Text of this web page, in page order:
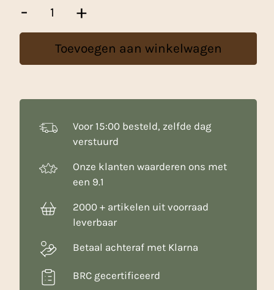
-
Kirsch
1
aantal
+
Toevoegen aan winkelwagen
Voor 15:00 besteld, zelfde dag
verstuurd
Onze klanten waarderen ons met
een 9.1
2000 + artikelen uit voorraad
leverbaar
Betaal achteraf met Klarna
BRC gecertificeerd